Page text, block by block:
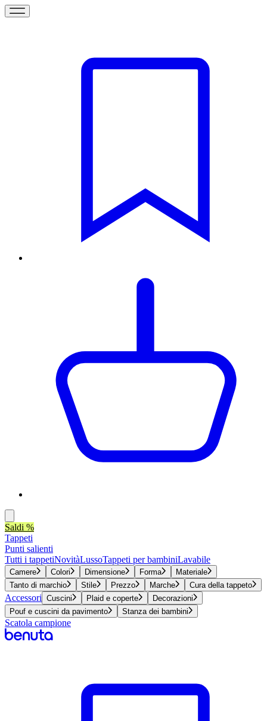
Saldi %
Tappeti
Punti salienti
Tutti i tappetiNovitàLussoTappeti per bambiniLavabile
Camere Colori Dimensione Forma
Materiale
Tanto di marchio
Stile Prezzo Marche Cura della tappeto
Accessori Cuscini Plaid e coperte
Decorazioni
Pouf e cuscini da pavimento
Stanza dei bambini
Scatola campione